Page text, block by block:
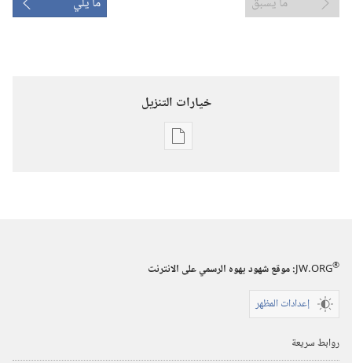
خيارات التنزيل
خيارات
أبريل‏
JW.ORG®
:‏ موقع شهود يهوه الرسمي على الانترنت
إعدادات المظهر
روابط سريعة